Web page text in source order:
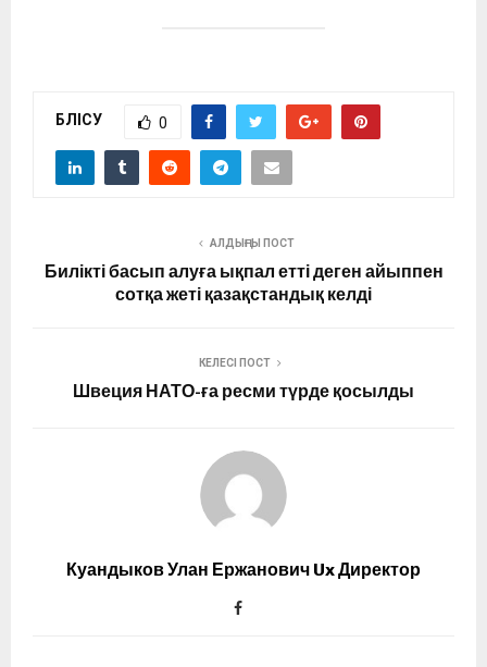
БӨЛІСУ 0
АЛДЫҢҒЫ ПОСТ
Билікті басып алуға ықпал етті деген айыппен
сотқа жеті қазақстандық келді
КЕЛЕСІ ПОСТ
Швеция НАТО-ға ресми түрде қосылды
Куандыков Улан Ержанович Ux Директор